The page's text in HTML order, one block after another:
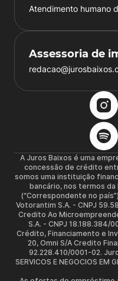
Atendimento humano
Assessoria de
A Juros Baixos é uma
concessão de crédito
somos uma instituição
bancário, nos termos da
(“Correspondente no
Votorantim S.A. - CNPJ
Credito Ao
S.A. - CNPJ 18.188.384/
Crédito, Financiamento e
20, Omni S/A Credito
92.228.410/0001-02.
SERVICOS E NEGOCIOS EM